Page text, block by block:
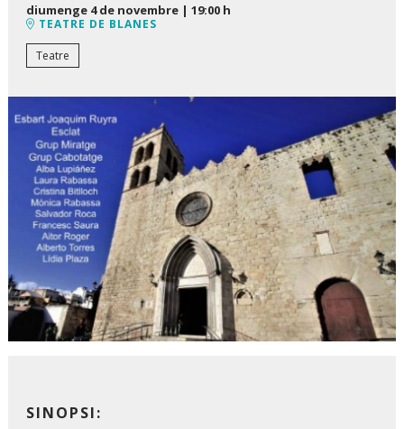
diumenge 4 de novembre | 19:00 h
TEATRE DE BLANES
Teatre
SINOPSI: